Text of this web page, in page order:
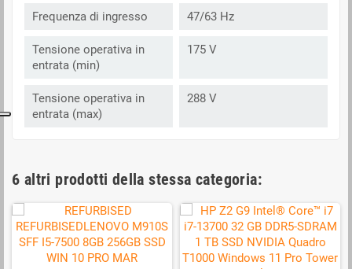
Frequenza di ingresso 47/63 Hz
Tensione operativa in
entrata (min)
175 V
Tensione operativa in
entrata (max)
288 V
6 altri prodotti della stessa categoria: